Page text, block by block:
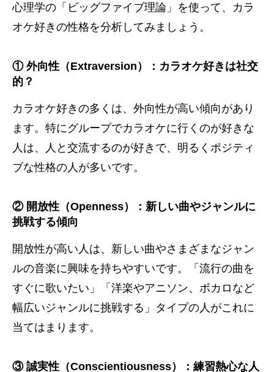
心理学の「ビッグファイブ理論」を使って、カラ
オケ好きの性格を分析してみましょう。
① 外向性（Extraversion）：カラオケ好きは社交
的？
カラオケ好きの多くは、外向性が高い傾向があり
ます。特にグループでカラオケに行くのが好きな
人は、人と交流するのが好きで、明るくポジティ
ブな性格の人が多いです。
② 開放性（Openness）：新しい曲やジャンルに
挑戦する傾向
開放性が高い人は、新しい曲やさまざまなジャン
ルの音楽に興味を持ちやすいです。「流行の曲を
すぐに歌いたい」「洋楽やアニソン、ボカロなど
幅広いジャンルに挑戦する」タイプの人がこれに
当てはまります。
③ 誠実性（Conscientiousness）：練習熱心な人